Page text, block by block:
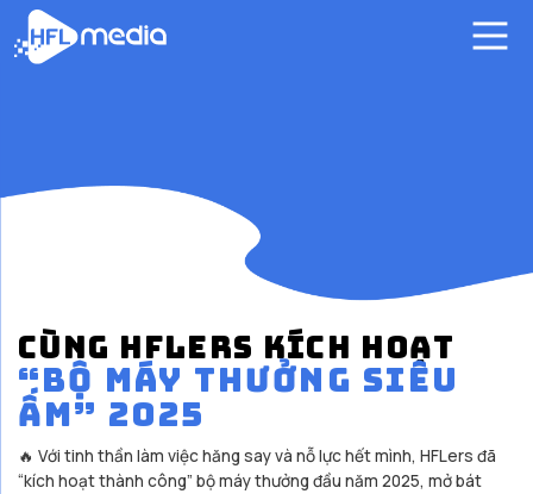
CÙNG HFLERS KÍCH HOẠT
“BỘ MÁY THƯỞNG SIÊU
ẤM” 2025
🔥 Với tinh thần làm việc hăng say và nỗ lực hết mình, HFLers đã
“kích hoạt thành công” bộ máy thưởng đầu năm 2025, mở bát